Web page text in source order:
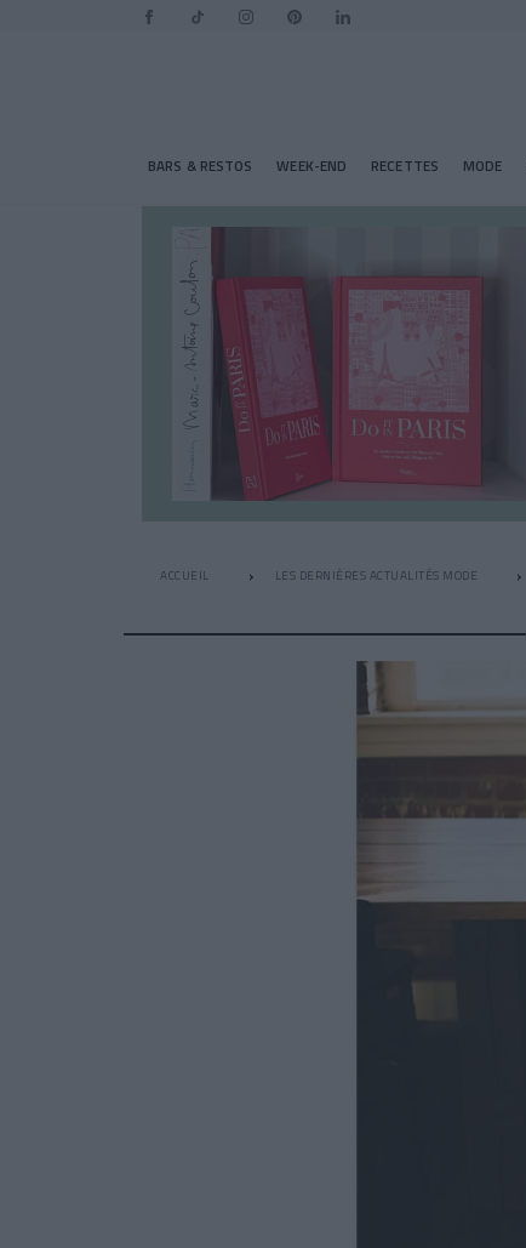
BARS & RESTOS WEEK-END RECETTES MODE
ACCUEIL LES DERNIÈRES ACTUALITÉS MODE